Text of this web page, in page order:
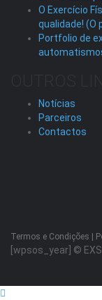
O Exercício
qualidade! (O
Portfolio de
Notícias
Parceiros
Contactos
Termos e Condições
[wpsos_year] ©